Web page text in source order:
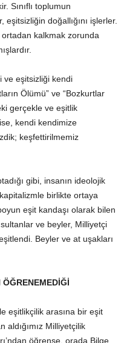
Sınıflı toplumun
doğallığını işlerler.
ortadan kalkmak zorunda
ve eşitsizliği kendi
Ölümü” ve “Bozkurtlar
gerçekle ve eşitlik
kendi kendimize
keşfettirilmemiz
gibi, insanın ideolojik
birlikte ortaya
eşit kandaşı olarak bilen
ve beyler, Milliyetçi
Beyler ve at uşakları
ÖĞRENEMEDİĞİ
eşitlikçilik arasına bir eşit
aldığımız Milliyetçilik
öğrense, orada Bilge